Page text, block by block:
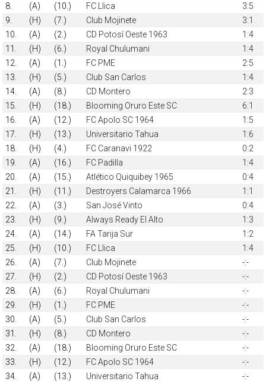
8.
(A) (10.) FC Llica
3:5
9.
(H) (7.) Club Mojinete
3:1
10.
(A) (2.) CD Potosí Oeste 1963
1:4
11.
(H) (6.) Royal Chulumani
1:4
12.
(A) (1.) FC PME
2:5
13.
(H) (5.) Club San Carlos
1:4
14.
(A) (8.) CD Montero
2:3
15.
(H) (18.) Blooming Oruro Este SC
6:1
16.
(A) (12.) FC Apolo SC 1964
1:5
17.
(H) (13.) Universitario Tahua
1:6
18.
(H) (4.) FC Caranavi 1922
0:2
19.
(A) (16.) FC Padilla
1:4
20.
(A) (15.) Atlético Quiquibey 1965
0:4
21.
(H) (11.) Destroyers Calamarca 1966
1:1
22.
(A) (3.) San José Vinto
0:4
23.
(H) (9.) Always Ready El Alto
1:3
24.
(A) (14.) FA Tarija Sur
1:2
25.
(H) (10.) FC Llica
1:4
26.
(A) (7.) Club Mojinete
-:-
27.
(H) (2.) CD Potosí Oeste 1963
-:-
28.
(A) (6.) Royal Chulumani
-:-
29.
(H) (1.) FC PME
-:-
30.
(A) (5.) Club San Carlos
-:-
31.
(H) (8.) CD Montero
-:-
32.
(A) (18.) Blooming Oruro Este SC
-:-
33.
(H) (12.) FC Apolo SC 1964
-:-
34.
(A) (13.) Universitario Tahua -:-